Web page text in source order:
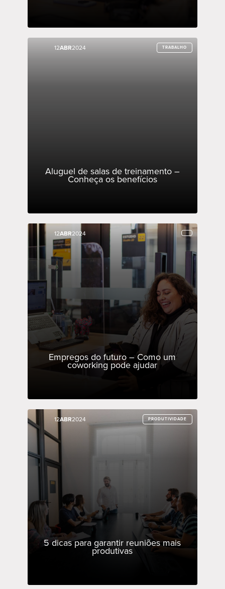
12ABR2024 TRABALHO
Aluguel de salas de treinamento –
Conheça os benefícios
12ABR2024 TRABALHO
12ABR2024
Empregos do futuro – Como um
coworking pode ajudar
12ABR2024
12ABR2024 PRODUTIVIDADE
5 dicas para garantir reuniões mais
produtivas
12ABR2024 PRODUTIVIDADE